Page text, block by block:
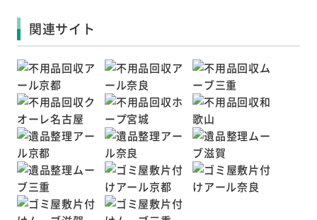
関連サイト